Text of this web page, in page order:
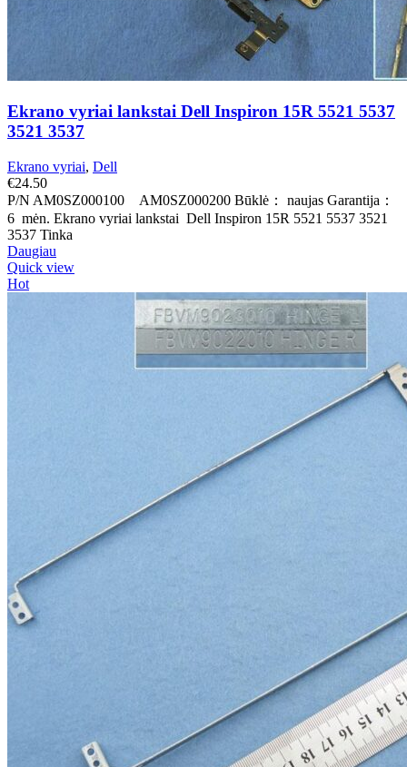
Ekrano vyriai lankstai Dell Inspiron 15R 5521 5537
3521 3537
Ekrano vyriai, Dell
€24.50
P/N AM0SZ000100 AM0SZ000200 Būklė： naujas Garantija：
6 mėn. Ekrano vyriai lankstai Dell Inspiron 15R 5521 5537 3521
3537 Tinka
Daugiau
Quick view
Hot